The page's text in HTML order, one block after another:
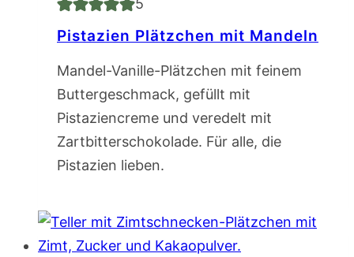
5
Pistazien Plätzchen mit Mandeln
Mandel-Vanille-Plätzchen mit feinem
Buttergeschmack, gefüllt mit
Pistaziencreme und veredelt mit
Zartbitterschokolade. Für alle, die
Pistazien lieben.